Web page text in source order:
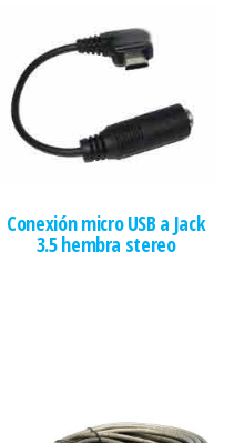
Conexión micro USB a Jack
3.5 hembra stereo